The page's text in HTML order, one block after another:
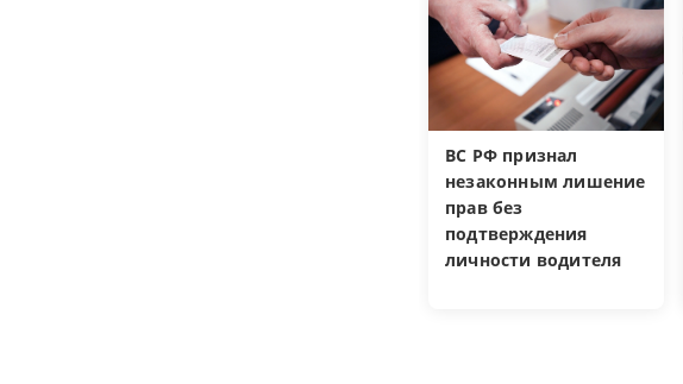
ВС РФ признал
незаконным лишение
прав без
подтверждения
личности водителя